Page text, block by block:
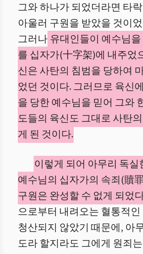
그와 하나가 되었더라면 타
아울러 구원을 받았을 것이
그러나 유대인들이 예수님
를 십자가(十字架)에 내주었
신은 사탄의 침범을 당하여
었던 것이다. 그러므로 육신
을 당한 예수님을 믿어 그와
도들의 육신도 그대로 사탄
게 된 것이다.
이렇게 되어 아무리 독
예수님의 십자가의 속죄(贖
구원은 완성할 수 없게 되었
으로부터 내려오는 혈통적
청산되지 않았기 때문에, 아
도라 할지라도 그에게 원죄